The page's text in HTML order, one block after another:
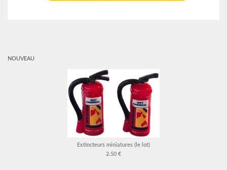
NOUVEAU
Extincteurs miniatures (le lot)
2.50 €